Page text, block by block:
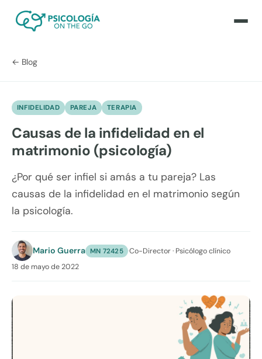
← Blog
INFIDELIDAD PAREJA TERAPIA
Causas de la infidelidad en el
matrimonio (psicología)
¿Por qué ser infiel si amás a tu pareja? Las
causas de la infidelidad en el matrimonio según
la psicología.
Mario Guerra MN 72425 ·Co-Director · Psicólogo clínico
18 de mayo de 2022